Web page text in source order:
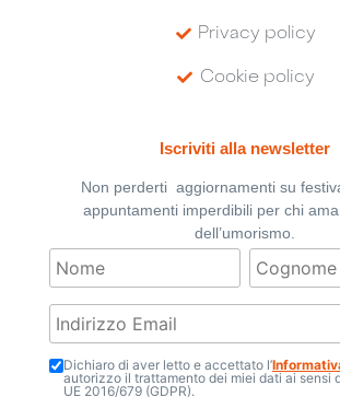
Privacy policy
Cookie policy
Iscriviti alla newsletter
Non perderti aggiornamenti su
appuntamenti imperdibili per chi
dell’umorismo.
Dichiaro di aver letto e accettato l’
autorizzo il trattamento dei miei dati ai sensi
UE 2016/679 (GDPR).